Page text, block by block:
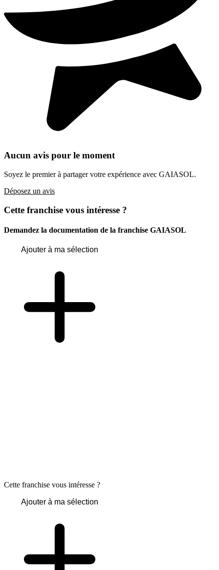
Aucun avis pour le moment
Soyez le premier à partager votre expérience avec GAIASOL.
Déposez un avis
Cette franchise vous intéresse ?
Demandez la documentation de la franchise GAIASOL
Ajouter à ma sélection
Cette franchise vous intéresse ?
Ajouter à ma sélection